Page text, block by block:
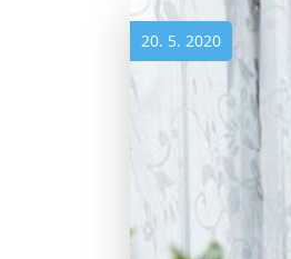
20. 5. 2020